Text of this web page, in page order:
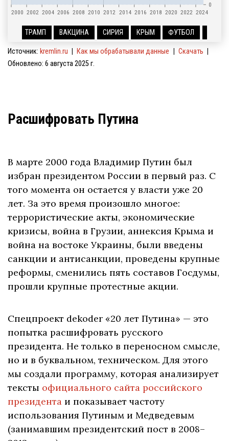
0
2000 2002 2004 2006 2008 2010 2012 2014 2016 2018 2020 2022 2024
ТРАМП ВАКЦИНА СИРИЯ КРЫМ ФУТБОЛ
Источник: kremlin.ru Как мы обрабатывали данные
Скачать
Обновлено: 6 августа 2025 г.
Расшифровать Путина
В марте 2000 года Владимир Путин был
избран президентом России в первый раз. С
того момента он остается у власти уже 20
лет. За это время произошло многое:
террористические акты, экономические
кризисы, война в Грузии, аннексия Крыма и
война на востоке Украины, были введены
санкции и антисанкции, проведены крупные
реформы, сменились пять составов Госдумы,
прошли крупные протестные акции.
Спецпроект dekoder «20 лет Путина» — это
попытка расшифровать русского
президента. Не только в переносном смысле,
но и в буквальном, техническом. Для этого
мы создали программу, которая анализирует
тексты официального сайта российского
президента и показывает частоту
использования Путиным и Медведевым
(занимавшим президентский пост в 2008–